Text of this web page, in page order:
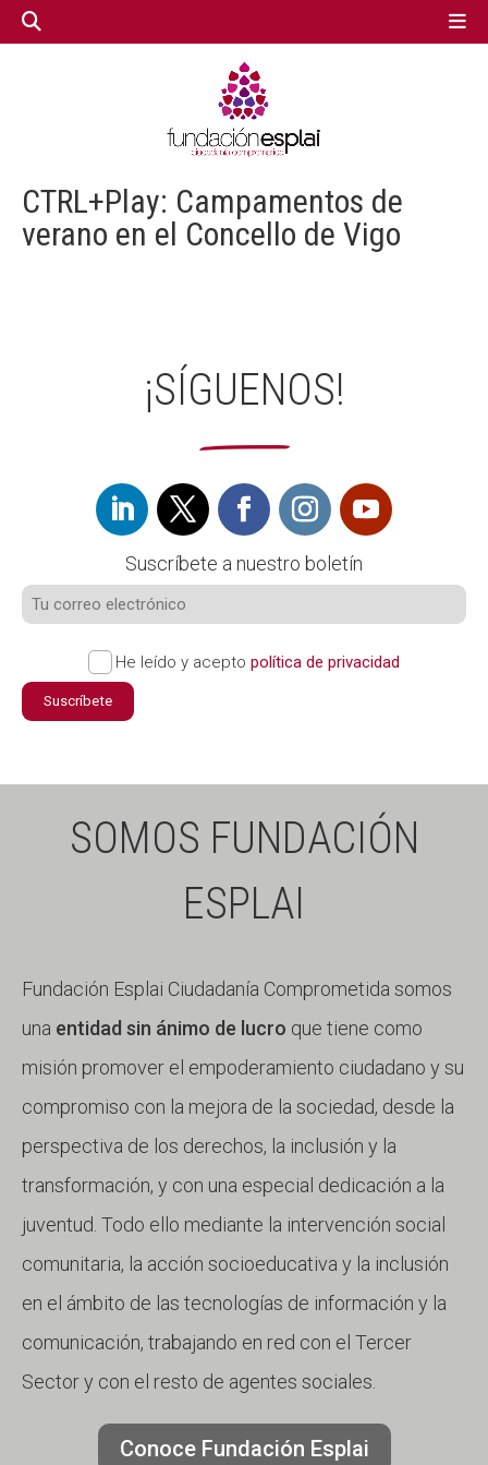
CTRL+Play: Campamentos de
verano en el Concello de Vigo
¡SÍGUENOS!
Suscríbete a nuestro boletín
He leído y acepto política de privacidad
Suscríbete
SOMOS FUNDACIÓN
ESPLAI
Fundación Esplai Ciudadanía Comprometida somos
una entidad sin ánimo de lucro que tiene como
misión promover el empoderamiento ciudadano y su
compromiso con la mejora de la sociedad, desde la
perspectiva de los derechos, la inclusión y la
transformación, y con una especial dedicación a la
juventud. Todo ello mediante la intervención social
comunitaria, la acción socioeducativa y la inclusión
en el ámbito de las tecnologías de información y la
comunicación, trabajando en red con el Tercer
Sector y con el resto de agentes sociales.
Conoce Fundación Esplai
GESTIÓN TERCER SECTOR
CONECTA IA
GESTIÓN TERCER SECTOR
CONECTA IA